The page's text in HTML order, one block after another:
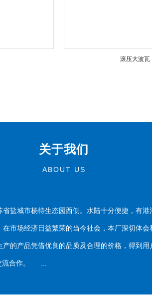
滚压大波瓦
关于我们
ABOUT US
城市杨待生态园西侧。水陆十分便捷，有
经济日益繁荣的当今社会，本厂深切体会
品凭借优良的品质及合理的价格，得到用
流合作。 ...